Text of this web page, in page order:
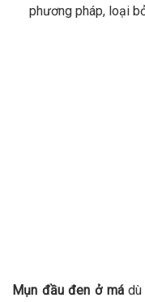
phương pháp, loại
Mụn đầu đen ở mádù